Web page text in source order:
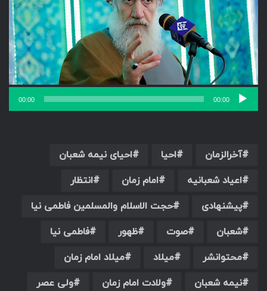
00:00
00:00
آخرالزمان احیا
احیای نیمه شعبان
اعیاد شعبانیه
امام زمان
انتظار
پیشنهادی
حجت الاسلام والمسلمین فاطمی نیا
شعبان
صوت ظهور
فاطمی نیا
محتوانشر
میلاد
میلاد امام زمان
نیمه شعبان
ولادت امام زمان ولی عصر